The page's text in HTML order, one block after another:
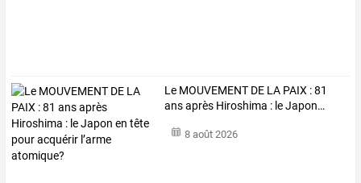
Le MOUVEMENT DE LA PAIX :81
ansaprès Hiroshima : leJapon…
8 août 2026